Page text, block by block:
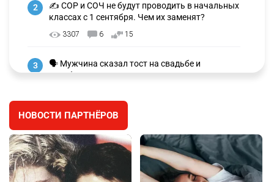
2
✍️ СОР и СОЧ не будут проводить в начальных
классах с 1 сентября. Чем их заменят?
3307 6 15
3
🗣 Мужчина сказал тост на свадьбе и
заработал уголовное дело
🐏 Скота больше, а мясо дороже. Почему в
Казахстане продолжают расти цены на
баранину и конину
2706
НОВОСТИ ПАРТНЁРОВ